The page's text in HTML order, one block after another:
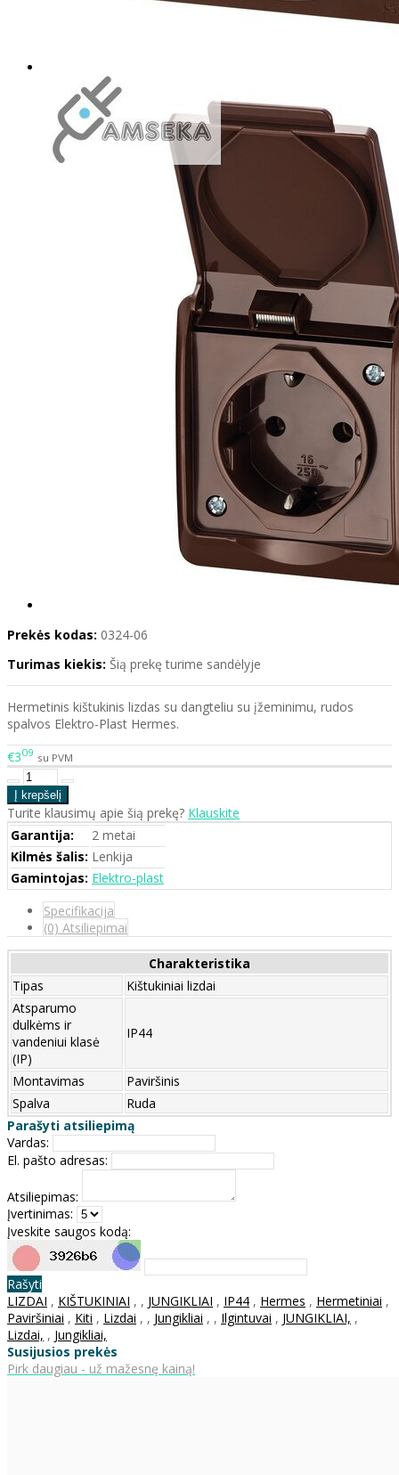
Prekės kodas: 0324-06
Turimas kiekis: Šią prekę turime sandėlyje
Hermetinis kištukinis lizdas su dangteliu su įžeminimu, rudos
spalvos Elektro-Plast Hermes.
€309 su PVM
Turite klausimų apie šią prekę? Klauskite
Garantija:
2 metai
Kilmės šalis: Lenkija
Gamintojas: Elektro-plast
Specifikacija
(0) Atsiliepimai
Charakteristika
Tipas
Kištukiniai lizdai
Atsparumo
dulkėms ir
vandeniui klasė
(IP)
IP44
Montavimas
Paviršinis
Spalva
Ruda
Parašyti atsiliepimą
Vardas:
El. pašto adresas:
Atsiliepimas:
Įvertinimas:
Įveskite saugos kodą:
Rašyti
LIZDAI , KIŠTUKINIAI , , JUNGIKLIAI , IP44 , Hermes , Hermetiniai ,
Paviršiniai , Kiti , Lizdai , , Jungikliai , , Ilgintuvai , JUNGIKLIAI, ,
Lizdai, , Jungikliai,
Susijusios prekės
Pirk daugiau - už mažesnę kainą!